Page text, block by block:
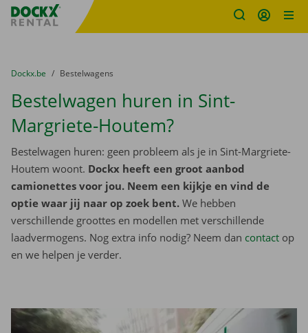
Fratello DEMO
U bevindt zich hier:
van
Dockx.be naar
Bestelwagens
Bestelwagen huren in Sint-
Margriete-Houtem?
Bestelwagen huren: geen probleem als je in Sint-Margriete-
Houtem woont. Dockx heeft een groot aanbod
camionettes voor jou. Neem een kijkje en vind de
optie waar jij naar op zoek bent. We hebben
verschillende groottes en modellen met verschillende
laadvermogens. Nog extra info nodig? Neem dan contact op
en we helpen je verder.